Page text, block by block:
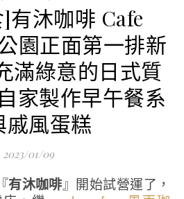
有沐咖啡 Cafe
園正面第一排新
滿綠意的日式質
家製作早午餐系
戚風蛋糕
2023/01/09
有沐咖啡』開始試營運了，